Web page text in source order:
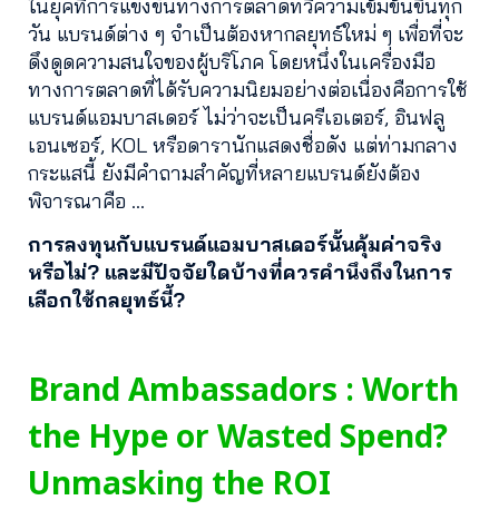
ในยุคที่การแข่งขันทางการตลาดทวีความเข้มข้นขึ้นทุก
วัน แบรนด์ต่าง ๆ จำเป็นต้องหากลยุทธ์ใหม่ ๆ เพื่อที่จะ
ดึงดูดความสนใจของผู้บริโภค โดยหนึ่งในเครื่องมือ
ทางการตลาดที่ได้รับความนิยมอย่างต่อเนื่องคือการใช้
แบรนด์แอมบาสเดอร์ ไม่ว่าจะเป็นครีเอเตอร์, อินฟลู
เอนเซอร์, KOL หรือดารานักแสดงชื่อดัง แต่ท่ามกลาง
กระแสนี้ ยังมีคำถามสำคัญที่หลายแบรนด์ยังต้อง
พิจารณาคือ …
การลงทุนกับแบรนด์แอมบาสเดอร์นั้นคุ้มค่าจริง
หรือไม่? และมีปัจจัยใดบ้างที่ควรคำนึงถึงในการ
เลือกใช้กลยุทธ์นี้?
Brand Ambassadors : Worth
the Hype or Wasted Spend?
Unmasking the ROI